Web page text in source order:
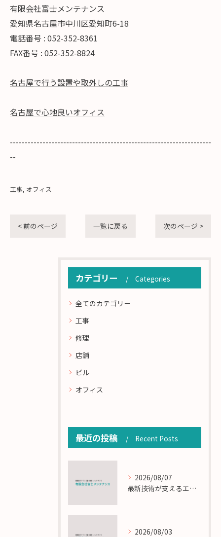
有限会社富士メンテナンス
愛知県名古屋市中川区愛知町6-18
電話番号 : 052-352-8361
FAX番号 : 052-352-8824
名古屋で行う設置や取外しの工事
名古屋で心地良いオフィス
--------------------------------------------------------------------
--
工事 オフィス
< 前のページ 一覧に戻る 次のページ >
カテゴリー Categories
全てのカテゴリー
工事
修理
店舗
ビル
オフィス
最近の投稿 Recent Posts
2026/08/07
最新技術が支えるエアコン工事の匠の技術解説
2026/08/03